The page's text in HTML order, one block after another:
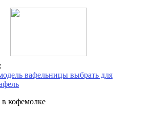
вафельницы выбрать для